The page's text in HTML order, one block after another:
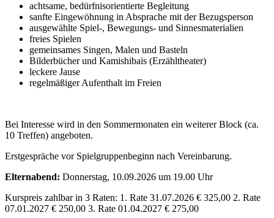
achtsame, bedürfnisorientierte Begleitung
sanfte Eingewöhnung in Absprache mit der Bezugsperson
ausgewählte Spiel-, Bewegungs- und Sinnesmaterialien
freies Spielen
gemeinsames Singen, Malen und Basteln
Bilderbücher und Kamishibais (Erzähltheater)
leckere Jause
regelmäßiger Aufenthalt im Freien
Bei Interesse wird in den Sommermonaten ein weiterer Block (ca.
10 Treffen) angeboten.
Erstgespräche vor Spielgruppenbeginn nach Vereinbarung.
Elternabend: Donnerstag, 10.09.2026 um 19.00 Uhr
Kurspreis zahlbar in 3 Raten: 1. Rate 31.07.2026 € 325,00 2. Rate
07.01.2027 € 250,00 3. Rate 01.04.2027 € 275,00